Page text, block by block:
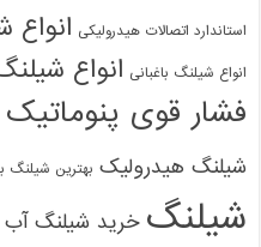
استاندارد اتصالات هیدرولیکی انواع
انواع شیلنگ باغبانی انواع
فشار قوی پنوماتیک
شیلنگ هیدرولیک بهترین شیلنگ
شیلنگ خرید شیلنگ آب